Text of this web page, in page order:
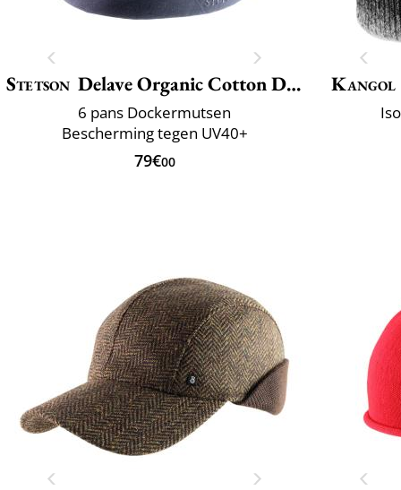
Stetson Delave Organic Cotton Docker
6 pans Dockermutsen
Bescherming tegen UV40+
79€00
Kangol